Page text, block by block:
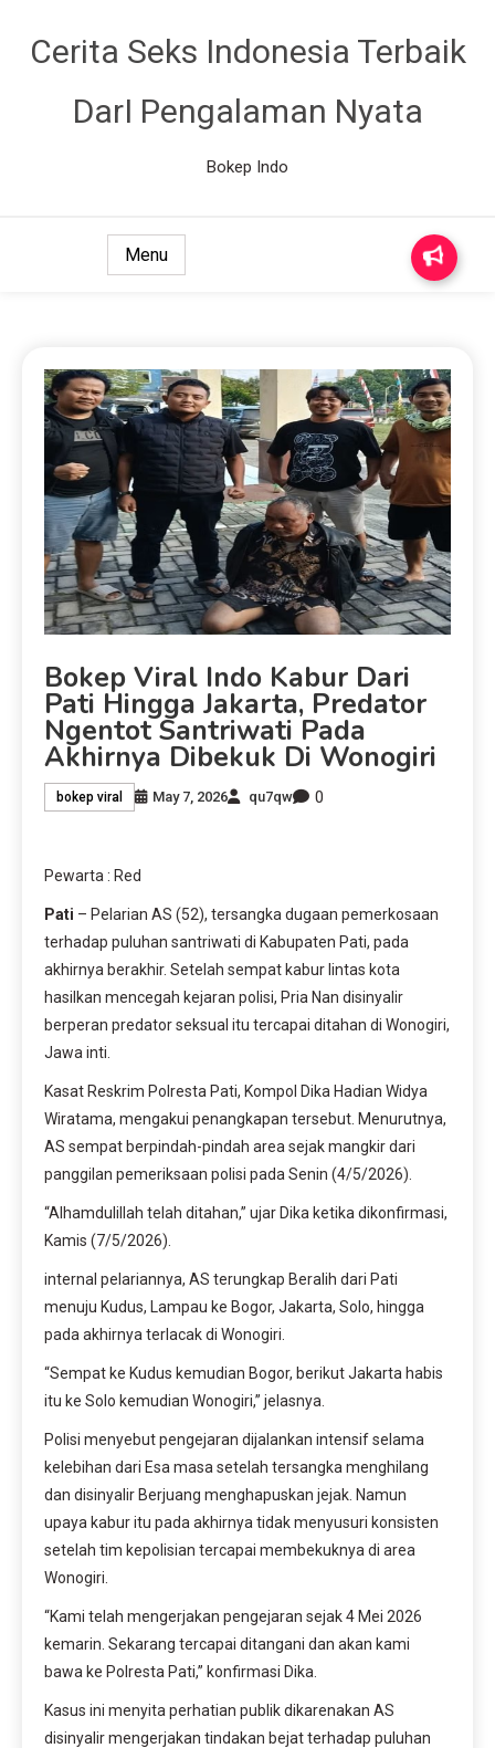
Cerita Seks Indonesia Terbaik
DarI Pengalaman Nyata
Bokep Indo
Menu
Bokep Viral Indo Kabur Dari
Pati Hingga Jakarta, Predator
Ngentot Santriwati Pada
Akhirnya Dibekuk Di Wonogiri
bokep viral May 7, 2026 qu7qw 0
Pewarta : Red
Pati – Pelarian AS (52), tersangka dugaan pemerkosaan
terhadap puluhan santriwati di Kabupaten Pati, pada
akhirnya berakhir. Setelah sempat kabur lintas kota
hasilkan mencegah kejaran polisi, Pria Nan disinyalir
berperan predator seksual itu tercapai ditahan di Wonogiri,
Jawa inti.
Kasat Reskrim Polresta Pati, Kompol Dika Hadian Widya
Wiratama, mengakui penangkapan tersebut. Menurutnya,
AS sempat berpindah-pindah area sejak mangkir dari
panggilan pemeriksaan polisi pada Senin (4/5/2026).
“Alhamdulillah telah ditahan,” ujar Dika ketika dikonfirmasi,
Kamis (7/5/2026).
internal pelariannya, AS terungkap Beralih dari Pati
menuju Kudus, Lampau ke Bogor, Jakarta, Solo, hingga
pada akhirnya terlacak di Wonogiri.
“Sempat ke Kudus kemudian Bogor, berikut Jakarta habis
itu ke Solo kemudian Wonogiri,” jelasnya.
Polisi menyebut pengejaran dijalankan intensif selama
kelebihan dari Esa masa setelah tersangka menghilang
dan disinyalir Berjuang menghapuskan jejak. Namun
upaya kabur itu pada akhirnya tidak menyusuri konsisten
setelah tim kepolisian tercapai membekuknya di area
Wonogiri.
“Kami telah mengerjakan pengejaran sejak 4 Mei 2026
kemarin. Sekarang tercapai ditangani dan akan kami
bawa ke Polresta Pati,” konfirmasi Dika.
Kasus ini menyita perhatian publik dikarenakan AS
disinyalir mengerjakan tindakan bejat terhadap puluhan